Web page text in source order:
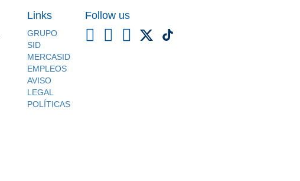
Links
GRUPO
SID
MERCASID
EMPLEOS
AVISO
LEGAL
POLÍTICAS
Follow us